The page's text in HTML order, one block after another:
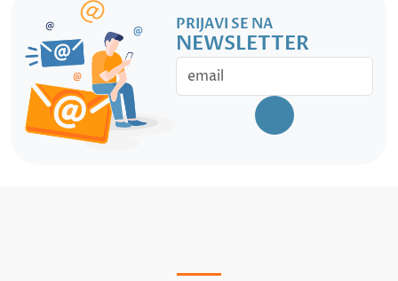
PRIJAVI SE NA
NEWSLETTER